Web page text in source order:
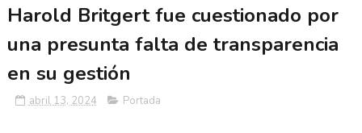
Harold Britgert fue cuestionado por
una presunta falta de transparencia
en su gestión
abril 13, 2024 Portada